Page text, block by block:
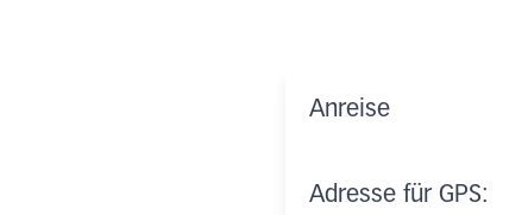
Anreise
Adresse für GPS: